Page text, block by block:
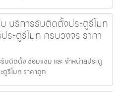
บริการรับติดตั้งประตูรีโมท
ระตูรีโมท ครบวงจร ราคา
บติดตั้ง ซ่อมแซม และ จำหน่ายประตู
ตูรีโมท ราคาถูก